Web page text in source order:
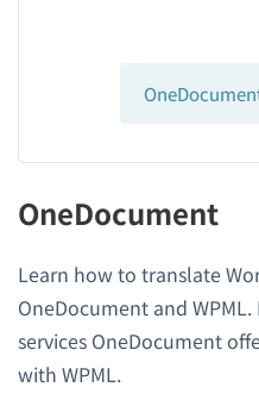
OneDocument
Learn how to translate
OneDocument and
services OneDocument
with WPML.